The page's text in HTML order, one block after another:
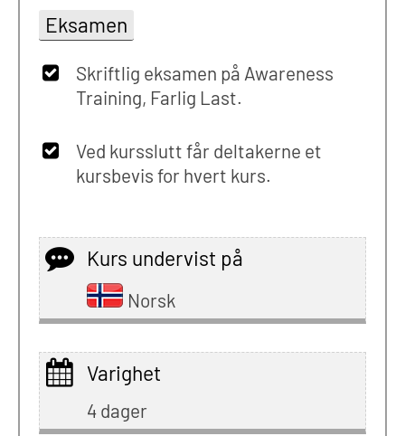
Eksamen
Skriftlig eksamen på Awareness
Training, Farlig Last.
Ved kursslutt får deltakerne et
kursbevis for hvert kurs.
Kurs undervist på
Norsk
Varighet
4 dager